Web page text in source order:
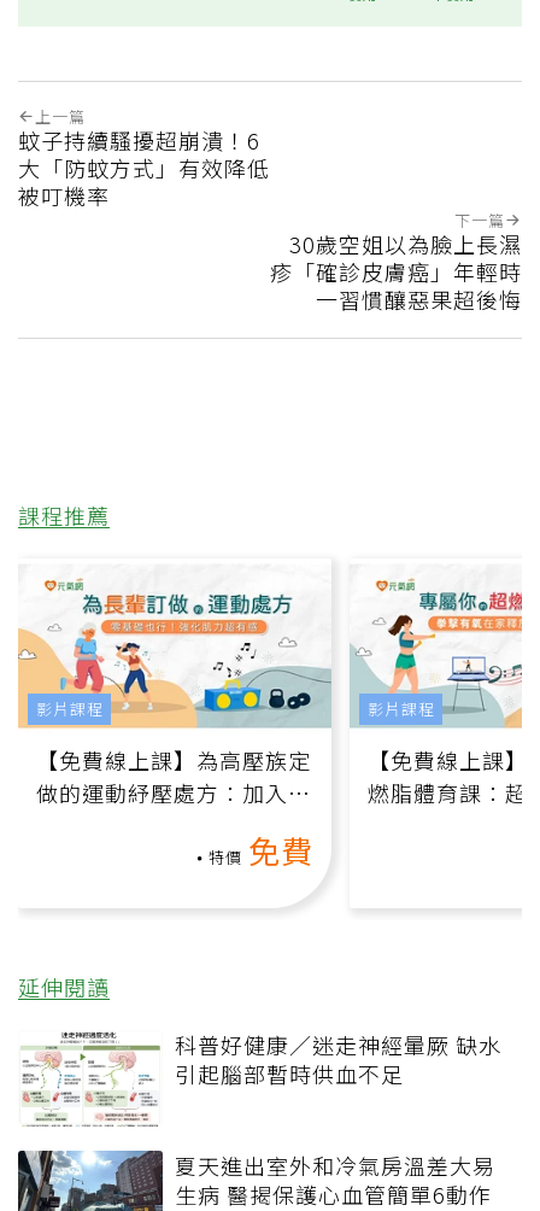
上一篇
蚊子持續騷擾超崩潰！6
大「防蚊方式」有效降低
被叮機率
下一篇
30歲空姐以為臉上長濕
疹「確診皮膚癌」年輕時
一習慣釀惡果超後悔
課程推薦
【免費線上課】為高壓族定
做的運動紓壓處方：加入行
特價 免費
影片課程
【免費線上課
燃脂體育課：超
影片課程
延伸閱讀
科普好健康／迷走神經暈厥 缺水
引起腦部暫時供血不足
夏天進出室外和冷氣房溫差大易
生病 醫揭保護心血管簡單6動作